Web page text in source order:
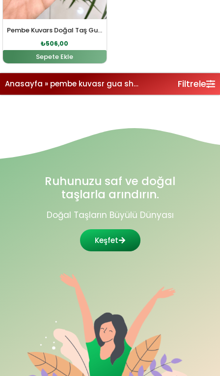
Pembe Kuvars Doğal Taş Gua Sha Masaj Aleti
₺506,00
Sepete Ekle
Anasayfa » pembe kuvasr gua sha masaj aleti Filtrele
Ruhunuzu saf ve doğal
taşlarla arındırın.
Doğal Taşların Büyülü Dünyası
Keşfet